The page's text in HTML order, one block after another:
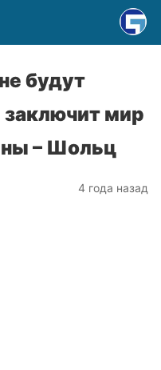
будут
заключит мир
– Шольц
4 года назад